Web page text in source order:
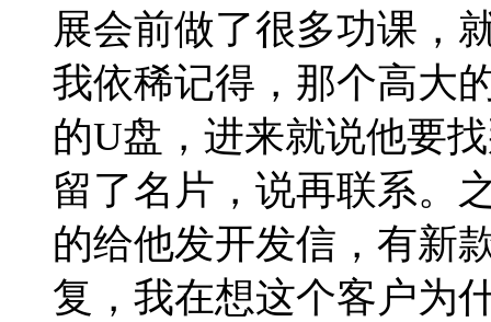
展会前做了很多功课，
我依稀记得，那个高大
的U盘，进来就说他要
留了名片，说再联系。
的给他发开发信，有新
复，我在想这个客户为